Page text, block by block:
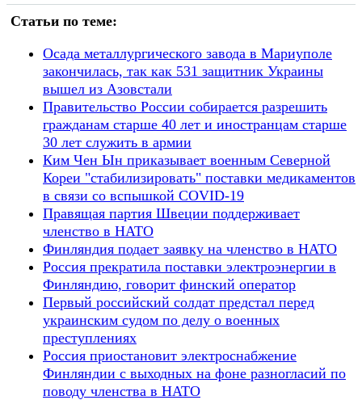
Статьи по теме:
Осада металлургического завода в Мариуполе
закончилась, так как 531 защитник Украины
вышел из Азовстали
Правительство России собирается разрешить
гражданам старше 40 лет и иностранцам старше
30 лет служить в армии
Ким Чен Ын приказывает военным Северной
Кореи "стабилизировать" поставки медикаментов
в связи со вспышкой COVID-19
Правящая партия Швеции поддерживает
членство в НАТО
Финляндия подает заявку на членство в НАТО
Россия прекратила поставки электроэнергии в
Финляндию, говорит финский оператор
Первый российский солдат предстал перед
украинским судом по делу о военных
преступлениях
Россия приостановит электроснабжение
Финляндии с выходных на фоне разногласий по
поводу членства в НАТО